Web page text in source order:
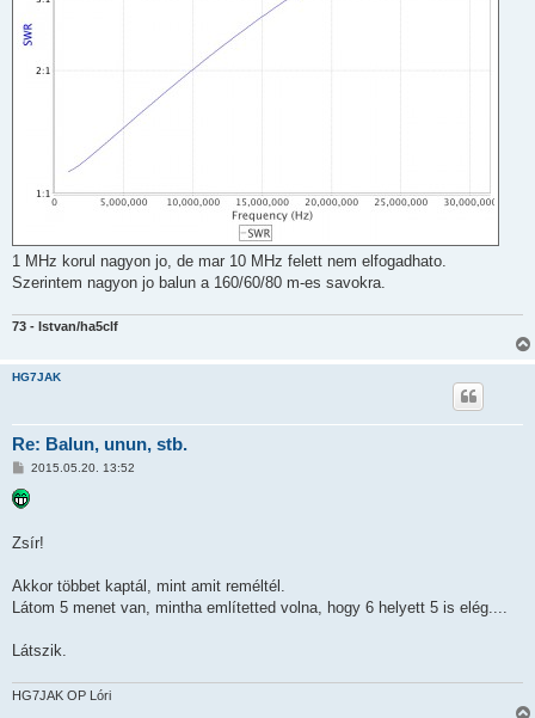
1 MHz korul nagyon jo, de mar 10 MHz felett nem elfogadhato.
Szerintem nagyon jo balun a 160/60/80 m-es savokra.
73 - Istvan/ha5clf
HG7JAK
Re: Balun, unun, stb.
P
s
t
2015.05.20. 13:52
Zsír!
Akkor többet kaptál, mint amit reméltél.
Látom 5 menet van, mintha említetted volna, hogy 6 helyett 5 is elég....
Látszik.
HG7JAK OP Lóri